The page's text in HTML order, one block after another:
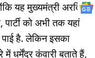
यह मुख्यमंत्री अरविंद
को अभी तक यहां
है. लेकिन इसका
धर्मेंद्र कंवारी बताते हैं,